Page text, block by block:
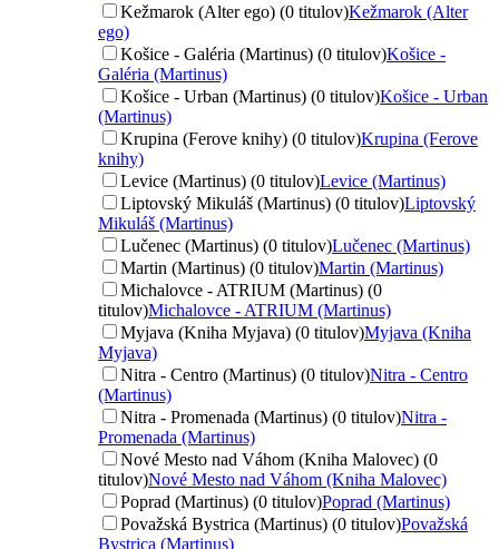
Kežmarok (Alter ego) (0 titulov)Kežmarok (Alter
ego)
Košice - Galéria (Martinus) (0 titulov)Košice -
Galéria (Martinus)
Košice - Urban (Martinus) (0 titulov)Košice - Urban
(Martinus)
Krupina (Ferove knihy) (0 titulov)Krupina (Ferove
knihy)
Levice (Martinus) (0 titulov)Levice (Martinus)
Liptovský Mikuláš (Martinus) (0 titulov)Liptovský
Mikuláš (Martinus)
Lučenec (Martinus) (0 titulov)Lučenec (Martinus)
Martin (Martinus) (0 titulov)Martin (Martinus)
Michalovce - ATRIUM (Martinus) (0
titulov)Michalovce - ATRIUM (Martinus)
Myjava (Kniha Myjava) (0 titulov)Myjava (Kniha
Myjava)
Nitra - Centro (Martinus) (0 titulov)Nitra - Centro
(Martinus)
Nitra - Promenada (Martinus) (0 titulov)Nitra -
Promenada (Martinus)
Nové Mesto nad Váhom (Kniha Malovec) (0
titulov)Nové Mesto nad Váhom (Kniha Malovec)
Poprad (Martinus) (0 titulov)Poprad (Martinus)
Považská Bystrica (Martinus) (0 titulov)Považská
Bystrica (Martinus)